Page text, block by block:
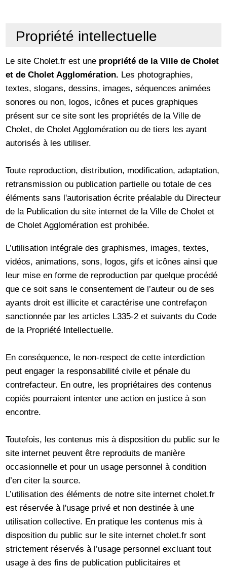
Propriété intellectuelle
Le site Cholet.fr est une propriété de la Ville de Cholet
et de Cholet Agglomération. Les photographies,
textes, slogans, dessins, images, séquences animées
sonores ou non, logos, icônes et puces graphiques
présent sur ce site sont les propriétés de la Ville de
Cholet, de Cholet Agglomération ou de tiers les ayant
autorisés à les utiliser.
Toute reproduction, distribution, modification, adaptation,
retransmission ou publication partielle ou totale de ces
éléments sans l'autorisation écrite préalable du Directeur
de la Publication du site internet de la Ville de Cholet et
de Cholet Agglomération est prohibée.
L’utilisation intégrale des graphismes, images, textes,
vidéos, animations, sons, logos, gifs et icônes ainsi que
leur mise en forme de reproduction par quelque procédé
que ce soit sans le consentement de l’auteur ou de ses
ayants droit est illicite et caractérise une contrefaçon
sanctionnée par les articles L335-2 et suivants du Code
de la Propriété Intellectuelle.
En conséquence, le non-respect de cette interdiction
peut engager la responsabilité civile et pénale du
contrefacteur. En outre, les propriétaires des contenus
copiés pourraient intenter une action en justice à son
encontre.
Toutefois, les contenus mis à disposition du public sur le
site internet peuvent être reproduits de manière
occasionnelle et pour un usage personnel à condition
d’en citer la source.
L’utilisation des éléments de notre site internet cholet.fr
est réservée à l'usage privé et non destinée à une
utilisation collective. En pratique les contenus mis à
disposition du public sur le site internet cholet.fr sont
strictement réservés à l’usage personnel excluant tout
usage à des fins de publication publicitaires et